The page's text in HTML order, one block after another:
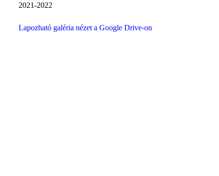
2021-2022
Lapozható galéria nézet a Google Drive-on